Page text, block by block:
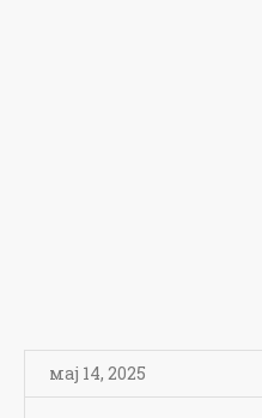
мај 14, 2025